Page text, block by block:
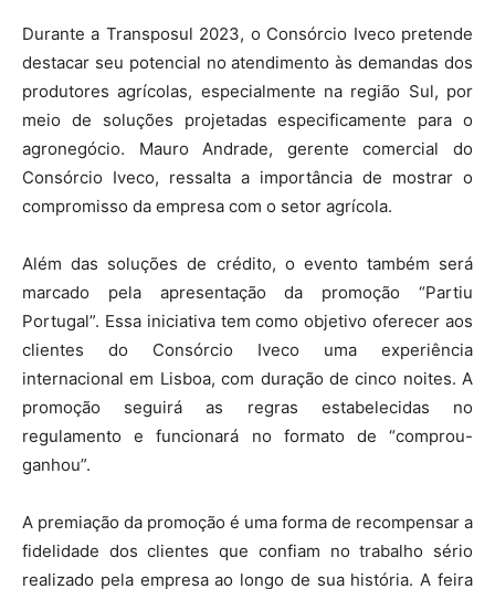
Durante a Transposul 2023, o Consórcio Iveco pretende
destacar seu potencial no atendimento às demandas dos
produtores agrícolas, especialmente na região Sul, por
meio de soluções projetadas especificamente para o
agronegócio. Mauro Andrade, gerente comercial do
Consórcio Iveco, ressalta a importância de mostrar o
compromisso da empresa com o setor agrícola.
Além das soluções de crédito, o evento também será
marcado pela apresentação da promoção “Partiu
Portugal”. Essa iniciativa tem como objetivo oferecer aos
clientes do Consórcio Iveco uma experiência
internacional em Lisboa, com duração de cinco noites. A
promoção seguirá as regras estabelecidas no
regulamento e funcionará no formato de “comprou-
ganhou”.
A premiação da promoção é uma forma de recompensar a
fidelidade dos clientes que confiam no trabalho sério
realizado pela empresa ao longo de sua história. A feira